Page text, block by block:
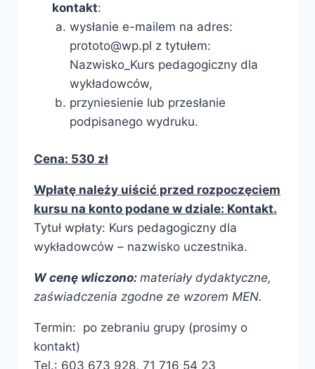
kontakt:
wysłanie e-mailem na adres:
prototo@wp.pl z tytułem:
Nazwisko_Kurs pedagogiczny dla
wykładowców,
przyniesienie lub przesłanie
podpisanego wydruku.
Cena: 530 zł
Wpłatę należy uiścić przed rozpoczęciem
kursu na konto podane w dziale: Kontakt.
Tytuł wpłaty: Kurs pedagogiczny dla
wykładowców – nazwisko uczestnika.
W cenę wliczono: materiały dydaktyczne,
zaświadczenia zgodne ze wzorem MEN.
Termin: po zebraniu grupy (prosimy o
kontakt)
Tel.: 603 673 928, 71 716 54 23